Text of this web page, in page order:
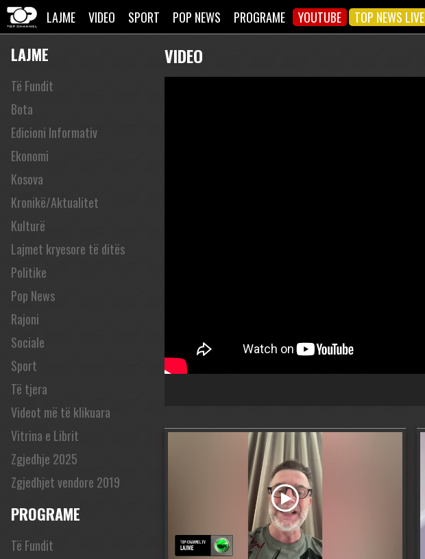
LAJME VIDEO SPORT POP NEWS PROGRAME YOUTUBE TOP NEWS LIVE
LAJME
Të Fundit
Bota
Edicioni Informativ
Ekonomi
Kosova
Kronikë/Aktualitet
Kulturë
Lajmet kryesore të ditës
Politike
Pop News
Rajoni
Sociale
Sport
Të tjera
Videot më të klikuara
Vitrina e Librit
Zgjedhje 2025
Zgjedhjet vendore 2019
PROGRAME
Të Fundit
VIDEO